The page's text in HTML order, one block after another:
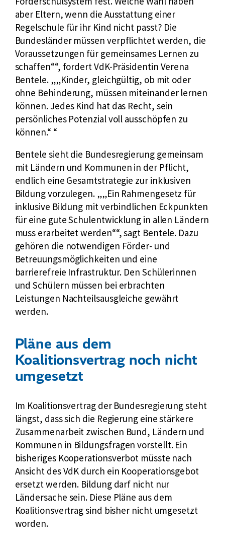
aber Eltern, wenn die Ausstattung einer
Regelschule für ihr Kind nicht passt? Die
Bundesländer müssen verpflichtet werden, die
Voraussetzungen für gemeinsames Lernen zu
schaffen“ , fordert VdK-Präsidentin Verena
Bentele.
„Kinder, gleichgültig, ob mit oder
ohne Behinderung, müssen miteinander lernen
können. Jedes Kind hat das Recht, sein
persönliches Potenzial voll ausschöpfen zu
können.“
Bentele sieht die Bundesregierung gemeinsam
mit Ländern und Kommunen in der Pflicht,
endlich eine Gesamtstrategie zur inklusiven
Bildung vorzulegen. „Ein Rahmengesetz für
inklusive Bildung mit verbindlichen Eckpunkten
für eine gute Schulentwicklung in allen Ländern
muss erarbeitet werden“ , sagt Bentele. Dazu
gehören die notwendigen Förder- und
Betreuungsmöglichkeiten und eine
barrierefreie Infrastruktur. Den Schülerinnen
und Schülern müssen bei erbrachten
Leistungen Nachteilsausgleiche gewährt
werden.
Pläne aus dem
Koalitionsvertrag noch nicht
umgesetzt
Im Koalitionsvertrag der Bundesregierung steht
längst, dass sich die Regierung eine stärkere
Zusammenarbeit zwischen Bund, Ländern und
Kommunen in Bildungsfragen vorstellt. Ein
bisheriges Kooperationsverbot müsste nach
Ansicht des VdK durch ein Kooperationsgebot
ersetzt werden. Bildung darf nicht nur
Ländersache sein. Diese Pläne aus dem
Koalitionsvertrag sind bisher nicht umgesetzt
worden.